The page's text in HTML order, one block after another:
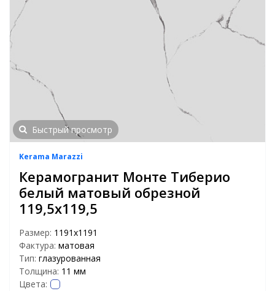
Быстрый просмотр
Kerama Marazzi
Керамогранит Монте Тиберио
белый матовый обрезной
119,5х119,5
Размер: 1191х1191
Фактура: матовая
Тип: глазурованная
Толщина: 11 мм
Цвета: